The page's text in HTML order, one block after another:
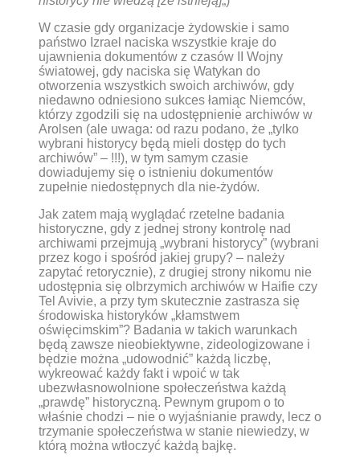
W czasie gdy organizacje żydowskie i samo
państwo Izrael naciska wszystkie kraje do
ujawnienia dokumentów z czasów II Wojny
światowej, gdy naciska się Watykan do
otworzenia wszystkich swoich archiwów, gdy
niedawno odniesiono sukces łamiąc Niemców,
którzy zgodzili się na udostępnienie archiwów w
Arolsen (ale uwaga: od razu podano, że „tylko
wybrani historycy będą mieli dostęp do tych
archiwów” – !!!), w tym samym czasie
dowiadujemy się o istnieniu dokumentów
zupełnie niedostępnych dla nie-żydów.
Jak zatem mają wyglądać rzetelne badania
historyczne, gdy z jednej strony kontrolę nad
archiwami przejmują „wybrani historycy” (wybrani
przez kogo i spośród jakiej grupy? – należy
zapytać retorycznie), z drugiej strony nikomu nie
udostępnia się olbrzymich archiwów w Haifie czy
Tel Avivie, a przy tym skutecznie zastrasza się
środowiska historyków „kłamstwem
oświęcimskim”? Badania w takich warunkach
będą zawsze nieobiektywne, zideologizowane i
będzie można „udowodnić” każdą liczbę,
wykreować każdy fakt i wpoić w tak
ubezwłasnowolnione społeczeństwa każdą
„prawdę” historyczną. Pewnym grupom o to
właśnie chodzi – nie o wyjaśnianie prawdy, lecz o
trzymanie społeczeństwa w stanie niewiedzy, w
którą można wtłoczyć każdą bajkę.